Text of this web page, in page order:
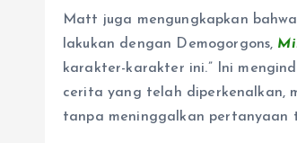
Matt juga mengungkapkan
lakukan dengan Demogorgons,
karakter-karakter ini.” Ini
cerita yang telah diperkenalkan,
tanpa meninggalkan pertanyaan